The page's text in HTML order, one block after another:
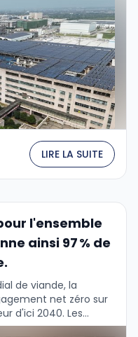
LIRE LA SUITE
l'ensemble
ainsi 97 % de
de viande, la
net zéro sur
d'ici 2040. Les
…